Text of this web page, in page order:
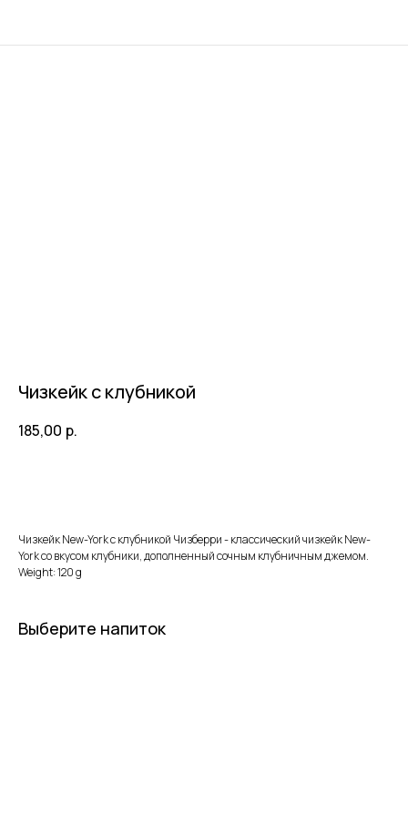
Чизкейк с клубникой
185,00 р.
Чизкейк New-York с клубникой Чизберри - классический чизкейк New-
York со вкусом клубники, дополненный сочным клубничным джемом.
Weight: 120 g
Выберите напиток